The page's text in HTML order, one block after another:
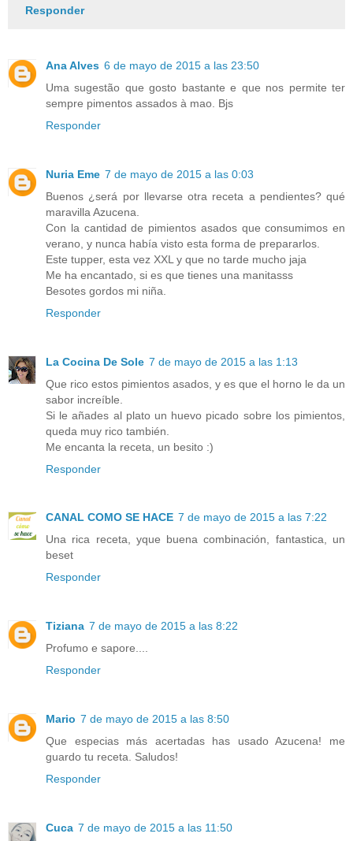
Responder
Ana Alves 6 de mayo de 2015 a las 23:50
Uma sugestão que gosto bastante e que nos permite ter
sempre pimentos assados à mao. Bjs
Responder
Nuria Eme 7 de mayo de 2015 a las 0:03
Buenos ¿será por llevarse otra receta a pendientes? qué
maravilla Azucena.
Con la cantidad de pimientos asados que consumimos en
verano, y nunca había visto esta forma de prepararlos.
Este tupper, esta vez XXL y que no tarde mucho jaja
Me ha encantado, si es que tienes una manitasss
Besotes gordos mi niña.
Responder
La Cocina De Sole 7 de mayo de 2015 a las 1:13
Que rico estos pimientos asados, y es que el horno le da un
sabor increíble.
Si le añades al plato un huevo picado sobre los pimientos,
queda muy rico también.
Me encanta la receta, un besito :)
Responder
CANAL COMO SE HACE 7 de mayo de 2015 a las 7:22
Una rica receta, yque buena combinación, fantastica, un
beset
Responder
Tiziana 7 de mayo de 2015 a las 8:22
Profumo e sapore....
Responder
Mario 7 de mayo de 2015 a las 8:50
Que especias más acertadas has usado Azucena! me
guardo tu receta. Saludos!
Responder
Cuca 7 de mayo de 2015 a las 11:50